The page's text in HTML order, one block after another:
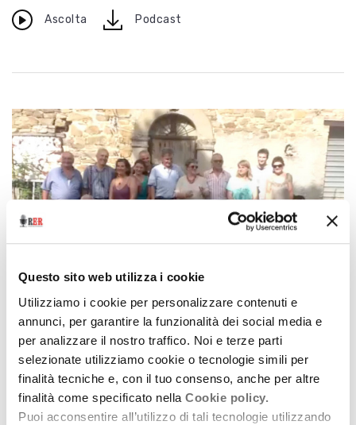
Questo sito web utilizza i cookie
Utilizziamo i cookie per personalizzare contenuti e
annunci, per garantire la funzionalità dei social media e
per analizzare il nostro traffico. Noi e terze parti
selezionate utilizziamo cookie o tecnologie simili per
finalità tecniche e, con il tuo consenso, anche per altre
finalità come specificato nella Cookie policy.
Puoi acconsentire all’utilizzo di tali tecnologie utilizzando
Ascolta downloadPodcast
Archivio / Lo sguardo altrove, storie di emigrazione
I modenesi di Spring Valley
20 maggio 2014
Giliola Burgoni si è messa sulle tracce degli